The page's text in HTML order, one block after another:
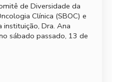
de Diversidade da
Clínica (SBOC) e
instituição, Dra. Ana
sábado passado, 13 de